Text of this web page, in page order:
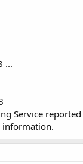
...
Service
information.